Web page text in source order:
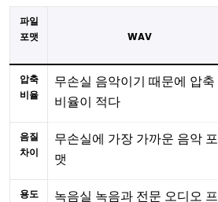
파일
포맷
WAV
압축
비율
무손실 음악이기 때문에 압축
비율이 적다
음질
차이
무손실에 가장 가까운 음악 포
맷
용도 녹음실 녹음과 전문 오디오 프